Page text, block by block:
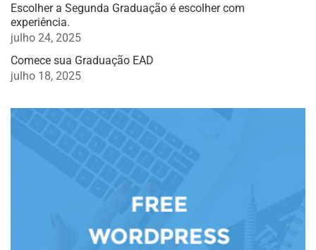
Escolher a Segunda Graduação é escolher com
experiência.
julho 24, 2025
Comece sua Graduação EAD
julho 18, 2025